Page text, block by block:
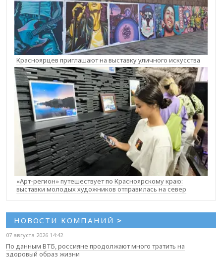
Красноярцев приглашают на выставку уличного искусства
«Арт-регион» путешествует по Красноярскому краю:
выставки молодых художников отправилась на север
НОВОСТИ КОМПАНИЙ >
07 августа 2026 14:42
По данным ВТБ, россияне продолжают много тратить на
здоровый образ жизни